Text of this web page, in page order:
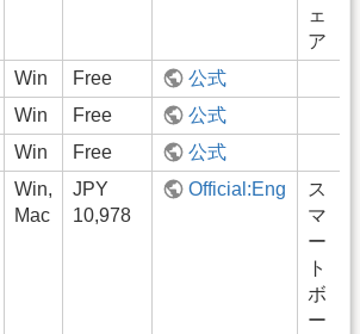
ェ
ア
Win Free
公式
Win Free
公式
Win Free
公式
Win,
Mac
JPY
10,978
Official:Eng
ス
マ
ー
ト
ボ
ー